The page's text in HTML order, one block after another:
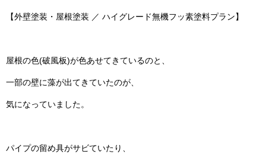
【外壁塗装・屋根塗装 ／ ハイグレード無機フッ素塗料プラン】
屋根の色(破風板)が色あせてきているのと、
一部の壁に藻が出てきていたのが、
気になっていました。
パイプの留め具がサビていたり、